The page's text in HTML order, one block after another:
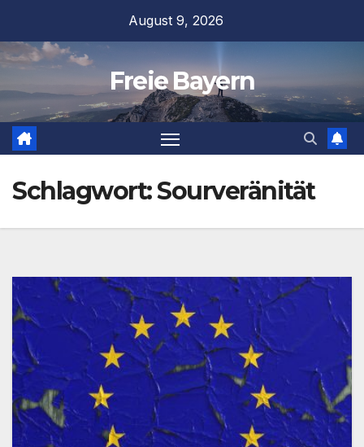
springen
August 9, 2026
Freie Bayern
Schlagwort:Sourveränität